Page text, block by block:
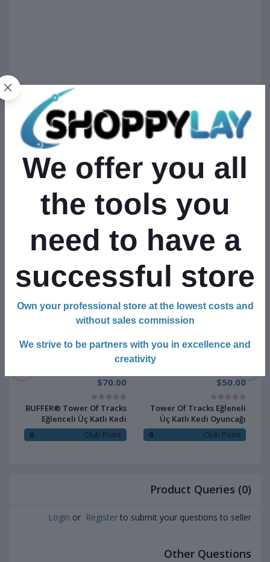
Related products
$50.00
Tower Of Tracks Eğleneli
Üç Katlı Kedi Oyuncağı
Seti oyuncağı
Club Point:
0
$70.00
BUFFER® Tower Of Tracks
Eğlenceli Üç Katlı Kedi
Oyuncağı Seti Kedi Oyunu
Club Point:
0
Product Queries (0)
Login or Register to submit your questions to seller
Other Questions
We offer you all
the tools you
need to have a
successful store
Own your professional store at the lowest costs and
without sales commission
We strive to be partners with you in excellence and
creativity